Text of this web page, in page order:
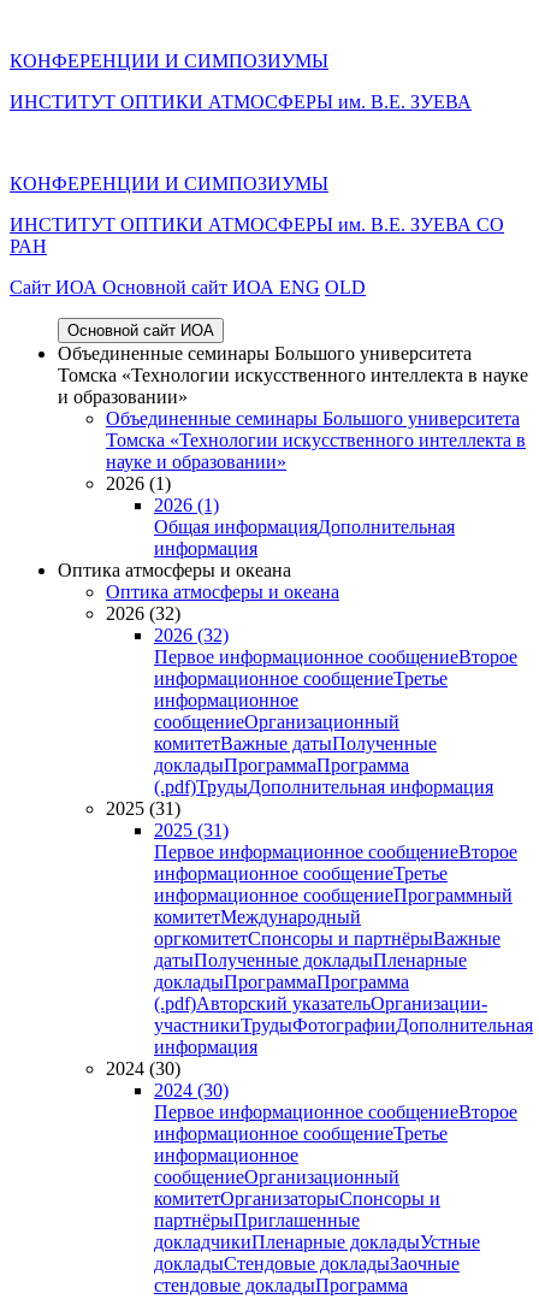
КОНФЕРЕНЦИИ И СИМПОЗИУМЫ
ИНСТИТУТ ОПТИКИ АТМОСФЕРЫ им. В.Е. ЗУЕВА
КОНФЕРЕНЦИИ И СИМПОЗИУМЫ
ИНСТИТУТ ОПТИКИ АТМОСФЕРЫ им. В.Е. ЗУЕВА СО
РАН
Cайт ИОА Основной сайт ИОА ENG OLD
Основной сайт ИОА
Объединенные семинары Большого университета
Томска «Технологии искусственного интеллекта в науке
и образовании»
Объединенные семинары Большого университета
Томска «Технологии искусственного интеллекта в
науке и образовании»
2026 (1)
2026 (1)
Общая информацияДополнительная
информация
Оптика атмосферы и океана
Оптика атмосферы и океана
2026 (32)
2026 (32)
Первое информационное сообщениеВторое
информационное сообщениеТретье
информационное
сообщениеОрганизационный
комитетВажные датыПолученные
докладыПрограммаПрограмма
(.pdf)ТрудыДополнительная информация
2025 (31)
2025 (31)
Первое информационное сообщениеВторое
информационное сообщениеТретье
информационное сообщениеПрограммный
комитетМеждународный
оргкомитетСпонсоры и партнёрыВажные
датыПолученные докладыПленарные
докладыПрограммаПрограмма
(.pdf)Авторский указательОрганизации-
участникиТрудыФотографииДополнительная
информация
2024 (30)
2024 (30)
Первое информационное сообщениеВторое
информационное сообщениеТретье
информационное
сообщениеОрганизационный
комитетОрганизаторыСпонсоры и
партнёрыПриглашенные
докладчикиПленарные докладыУстные
докладыСтендовые докладыЗаочные
стендовые докладыПрограмма